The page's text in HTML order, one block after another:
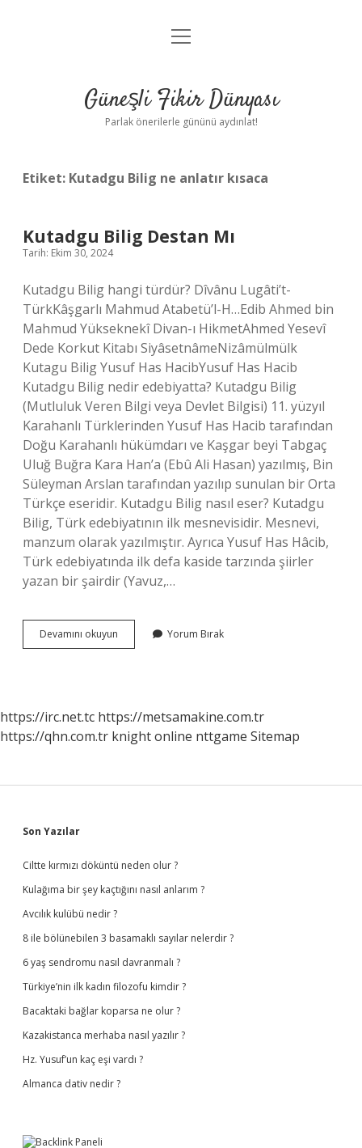
Anasayfa
Yasal Uyarı
menüyü
Güneşli Fikir Dünyası
Parlak önerilerle gününü aydınlat!
Etiket: Kutadgu Bilig ne anlatır kısaca
Kutadgu Bilig Destan Mı
Tarih: Ekim 30, 2024
Kutadgu Bilig hangi türdür? Dîvânu Lugâti’t-
TürkKâşgarlı Mahmud Atabetü’l-H…Edib Ahmed bin
Mahmud Yükseknekî Divan-ı HikmetAhmed Yesevî
Dede Korkut Kitabı SiyâsetnâmeNizâmülmülk
Kutagu Bilig Yusuf Has HacibYusuf Has Hacib
Kutadgu Bilig nedir edebiyatta? Kutadgu Bilig
(Mutluluk Veren Bilgi veya Devlet Bilgisi) 11. yüzyıl
Karahanlı Türklerinden Yusuf Has Hacib tarafından
Doğu Karahanlı hükümdarı ve Kaşgar beyi Tabgaç
Uluğ Buğra Kara Han’a (Ebû Ali Hasan) yazılmış, Bin
Süleyman Arslan tarafından yazılıp sunulan bir Orta
Türkçe eseridir. Kutadgu Bilig nasıl eser? Kutadgu
Bilig, Türk edebiyatının ilk mesnevisidir. Mesnevi,
manzum olarak yazılmıştır. Ayrıca Yusuf Has Hâcib,
Türk edebiyatında ilk defa kaside tarzında şiirler
yazan bir şairdir (Yavuz,…
Devamını okuyun Kutadgu
Bilig
Yorum Bırak
https://irc.net.tc https://metsamakine.com.tr
https://qhn.com.tr knight online nttgame Sitemap
Sidebar
Son Yazılar
Ciltte kırmızı döküntü neden olur ?
Kulağıma bir şey kaçtığını nasıl anlarım ?
Avcılık kulübü nedir ?
8 ile bölünebilen 3 basamaklı sayılar nelerdir ?
6 yaş sendromu nasıl davranmalı ?
Türkiye’nin ilk kadın filozofu kimdir ?
Bacaktaki bağlar koparsa ne olur ?
Kazakistanca merhaba nasıl yazılır ?
Hz. Yusuf’un kaç eşi vardı ?
Almanca dativ nedir ?